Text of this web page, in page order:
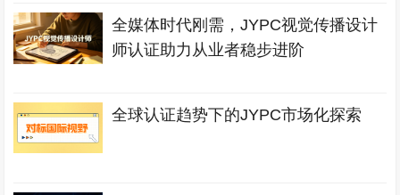
全媒体时代刚需，JYPC视觉传播设计
师认证助力从业者稳步进阶
全球认证趋势下的JYPC市场化探索